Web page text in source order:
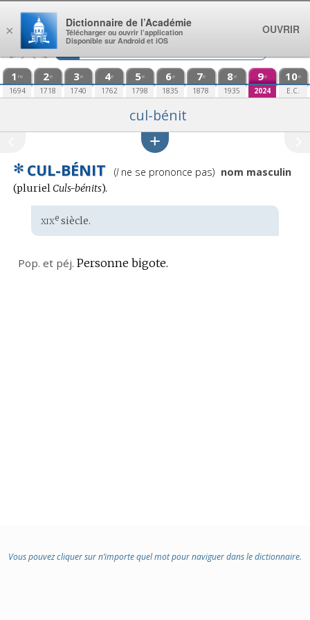
Aller au contenu
1 re
1694
2e
1718
3e
1740
4e
1762
5e
1798
6e
1835
7e
1878
8e
1935
9e
2024
10e
E.C.
cul-bénit
✻ CUL-BÉNIT
Prononciation
(lne se prononce pas) nom masculin
(pluriel Culs-bénits).
Étymologie
:
xixesiècle.
Pop. et péj. Personne bigote.
Vous pouvez cliquer sur n’importe quel mot pour naviguer dans le dictionnaire.
×
Dictionnaire de l’Académie
Télécharger ou ouvrir l’application
Disponible sur Android et iOS
OUVRIR